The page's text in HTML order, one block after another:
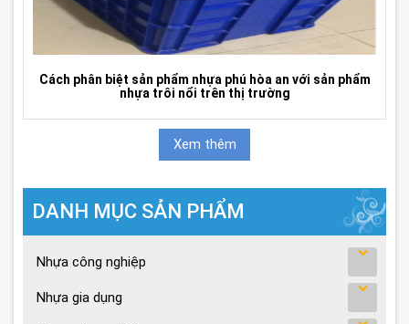
Cách phân biệt sản phẩm nhựa phú hòa an với sản phẩm
nhựa trôi nổi trên thị trường
Xem thêm
DANH MỤC SẢN PHẨM
Nhựa công nghiệp
Nhựa gia dụng